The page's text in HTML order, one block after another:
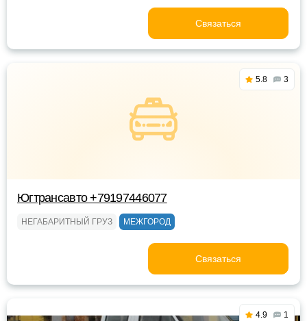
Связаться
5.8 3
Югтрансавто +79197446077
НЕГАБАРИТНЫЙ ГРУЗ МЕЖГОРОД
Связаться
4.9 1